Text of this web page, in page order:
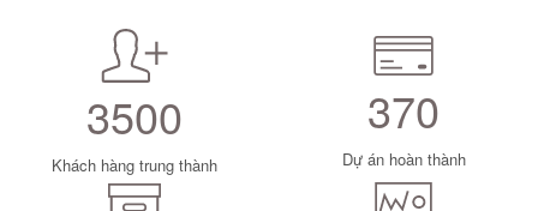
3500
Khách hàng trung thành
370
Dự án hoàn thành